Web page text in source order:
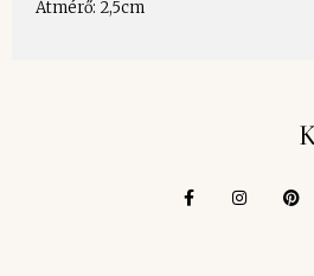
Átmérő: 2,5cm